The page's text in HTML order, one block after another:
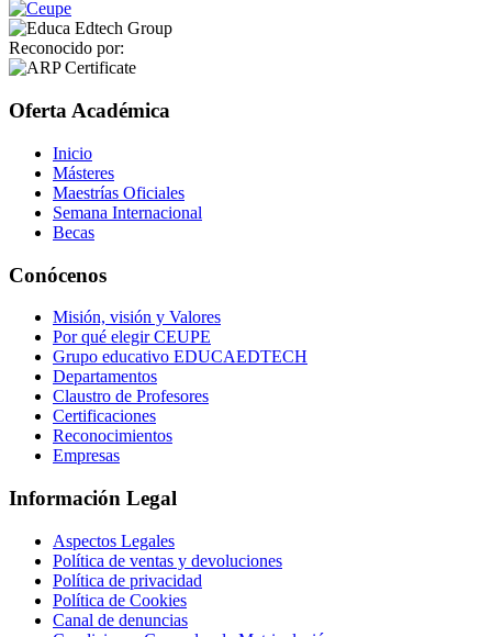
Reconocido por:
Oferta Académica
Inicio
Másteres
Maestrías Oficiales
Semana Internacional
Becas
Conócenos
Misión, visión y Valores
Por qué elegir CEUPE
Grupo educativo EDUCAEDTECH
Departamentos
Claustro de Profesores
Certificaciones
Reconocimientos
Empresas
Información Legal
Aspectos Legales
Política de ventas y devoluciones
Política de privacidad
Política de Cookies
Canal de denuncias